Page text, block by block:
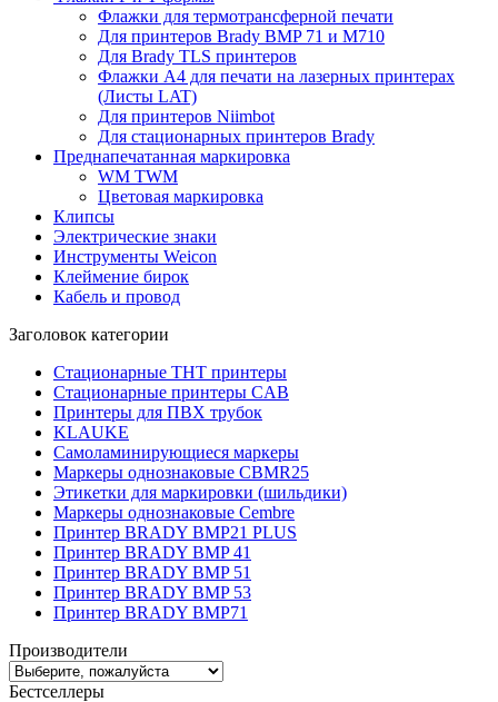
Флажки для термотрансферной печати
Для принтеров Brady BMP 71 и M710
Для Brady TLS принтеров
Флажки A4 для печати на лазерных принтерах
(Листы LAT)
Для принтеров Niimbot
Для стационарных принтеров Brady
Преднапечатанная маркировка
WM TWM
Цветовая маркировка
Клипсы
Электрические знаки
Инструменты Weicon
Клеймение бирок
Кабель и провод
Заголовок категории
Стационарные THT принтеры
Стационарные принтеры CAB
Принтеры для ПВХ трубок
KLAUKE
Самоламинирующиеся маркеры
Маркеры однознаковые CBMR25
Этикетки для маркировки (шильдики)
Маркеры однознаковые Cembre
Принтер BRADY BMP21 PLUS
Принтер BRADY BMP 41
Принтер BRADY BMP 51
Принтер BRADY BMP 53
Принтер BRADY BMP71
Производители
Бестселлеры